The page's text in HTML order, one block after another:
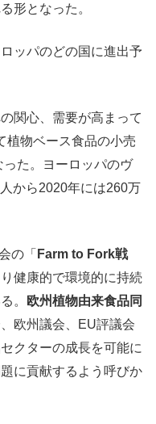
形となった。
ッパのどの国に進出予
関心、需要が高まって
植物ベース食品の小売
た。ヨーロッパのヴ
から2020年には260万
の「 Farm to Fork戦
健康的で環境的に持続
。
欧州植物由来食品同
欧州議会、EU評議会
クターの成長を可能に
に貢献するよう呼びか